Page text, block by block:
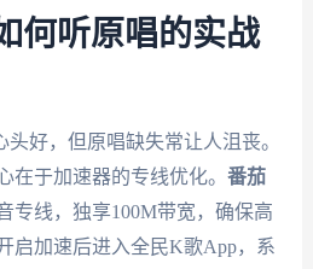
何听原唱的实战
好，但原唱缺失常让人沮丧。
在于加速器的专线优化。 番茄
专线，独享100M带宽，确保高
启加速后进入全民K歌App，系